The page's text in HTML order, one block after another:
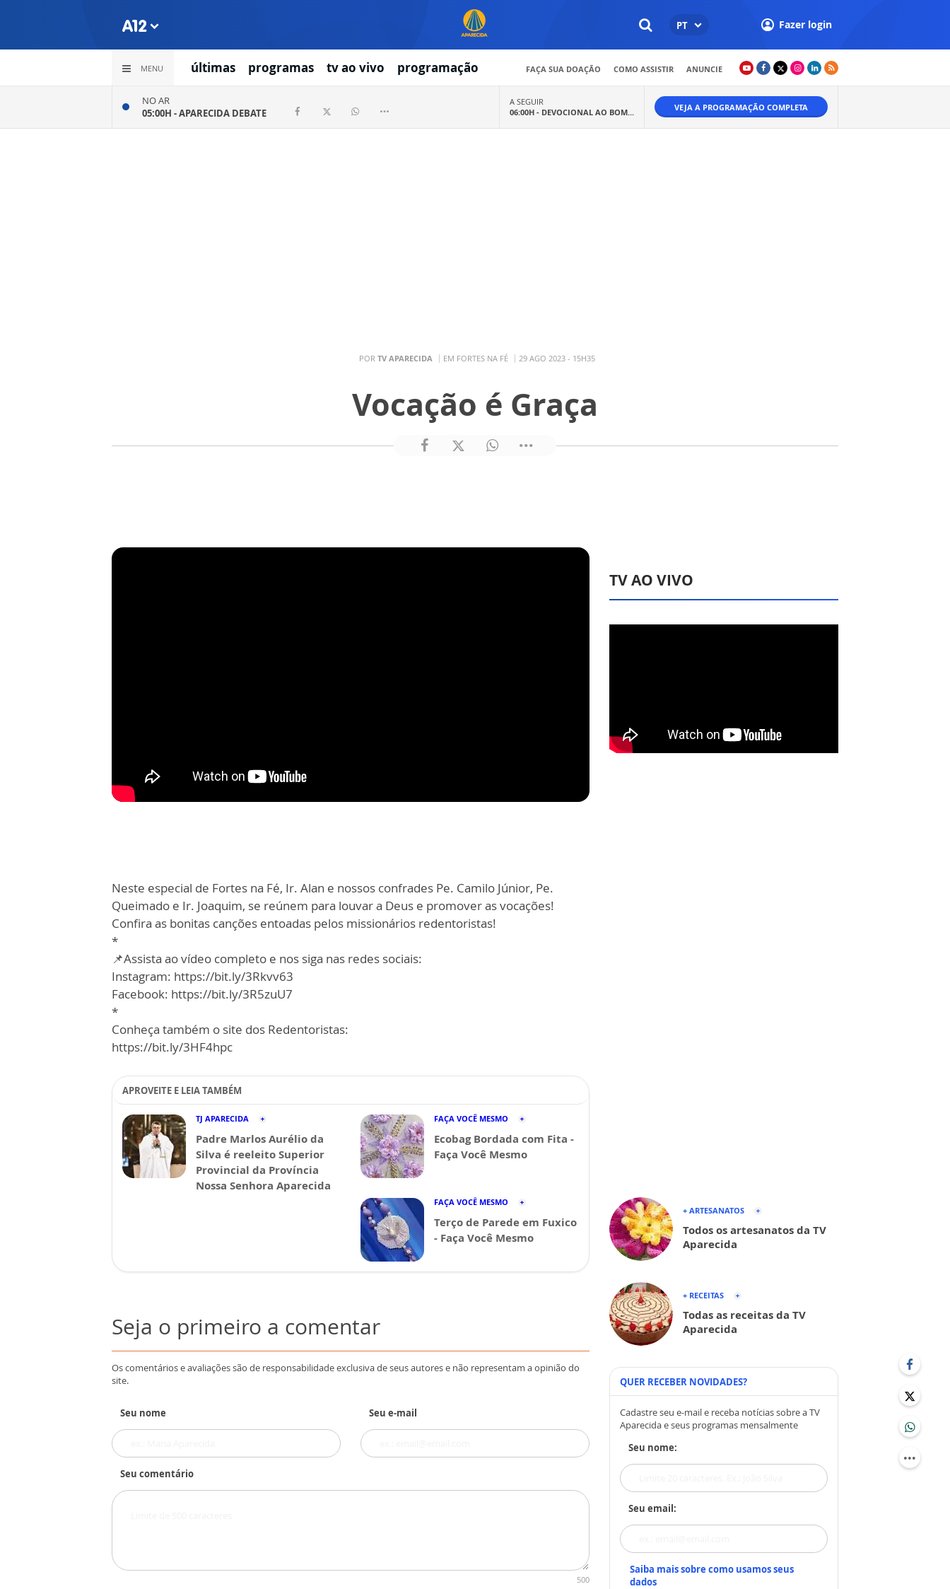
PT Fazer login
MENU últimas programas tv ao vivo programação FAÇA SUA DOAÇÃO COMO ASSISTIR ANUNCIE
NO AR
05:00H -APARECIDA DEBATE
A SEGUIR
06:00H - DEVOCIONAL AO BOM... VEJA A PROGRAMAÇÃO COMPLETA
POR TV APARECIDA EM FORTES NA FÉ 29 AGO 2023 - 15H35
Vocação é Graça
Neste especial de Fortes na Fé, Ir. Alan e nossos confrades Pe. Camilo Júnior, Pe.
Queimado e Ir. Joaquim, se reúnem para louvar a Deus e promover as vocações!
Confira as bonitas canções entoadas pelos missionários redentoristas!
*
📌Assista ao vídeo completo e nos siga nas redes sociais:
Instagram: https://bit.ly/3Rkvv63
Facebook: https://bit.ly/3R5zuU7
*
Conheça também o site dos Redentoristas:
https://bit.ly/3HF4hpc
APROVEITE E LEIA TAMBÉM
TJ APARECIDA
Padre Marlos Aurélio da
Silva é reeleito Superior
Provincial da Província
Nossa Senhora Aparecida
FAÇA VOCÊ MESMO
Ecobag Bordada com Fita -
Faça Você Mesmo
FAÇA VOCÊ MESMO
Terço de Parede em Fuxico
- Faça Você Mesmo
Seja o primeiro a comentar
Os comentários e avaliações são de responsabilidade exclusiva de seus autores e não representam a opinião do
site.
Seu nome Seu e-mail
Seu comentário
500
TV AO VIVO
+ ARTESANATOS
Todos os artesanatos da TV
Aparecida
+ RECEITAS
Todas as receitas da TV
Aparecida
QUER RECEBER NOVIDADES?
Cadastre seu e-mail e receba notícias sobre a TV
Aparecida e seus programas mensalmente
Seu nome:
Seu email:
Saiba mais sobre como usamos seus
dados